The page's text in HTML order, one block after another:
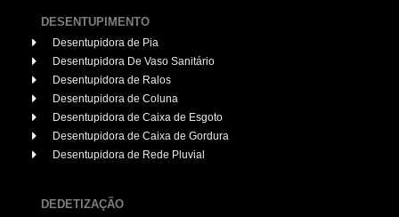
DESENTUPIMENTO
Desentupidora de Pia
Desentupidora De Vaso Sanitário
Desentupidora de Ralos
Desentupidora de Coluna
Desentupidora de Caixa de Esgoto
Desentupidora de Caixa de Gordura
Desentupidora de Rede Pluvial
DEDETIZAÇÃO